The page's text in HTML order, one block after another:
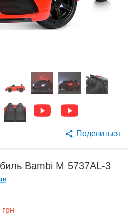
Поделиться
Bambi M 5737AL-3
грн